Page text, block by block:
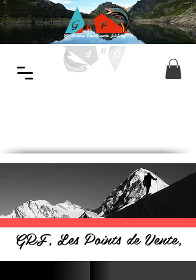
Guilloteau Randonnée Fishing
GRF, Les Points de Vente,